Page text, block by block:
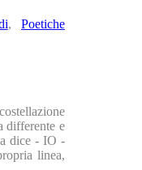
, Poetiche
differente e
dice - IO -
linea,